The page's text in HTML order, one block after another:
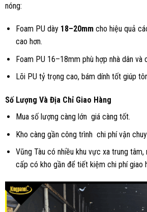
nóng:
Foam PU dày 18–20mmcho hiệu quả
cao hơn.
Foam PU 16–18mm phù hợp nhà dân và
Lõi PU tỷ trọng cao, bám dính tốt giúp
Số Lượng Và Địa Chỉ Giao Hàng
Mua số lượng càng lớn giá càng tốt.
Kho càng gần công trình chi phí vận
Vũng Tàu có nhiều khu vực xa trung tâm,
cấp có kho gần để tiết kiệm chi phí giao